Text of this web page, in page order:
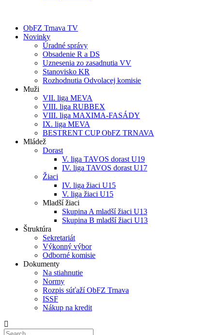
ObFZ Trnava TV
Novinky
Úradné správy
Obsadenie R a DS
Uznesenia zo zasadnutia VV
Stanovisko KR
Rozhodnutia Odvolacej komisie
Muži
VII. liga MEVA
VIII. liga RUBBEX
VIII. liga MAXIMA-FASÁDY
IX. liga MEVA
BESTRENT CUP ObFZ TRNAVA
Mládež
Dorast
V. liga TAVOS dorast U19
IV. liga TAVOS dorast U17
Žiaci
IV. liga žiaci U15
V. liga žiaci U15
Mladší žiaci
Skupina A mladší žiaci U13
Skupina B mladší žiaci U13
Štruktúra
Sekretariát
Výkonný výbor
Odborné komisie
Dokumenty
Na stiahnutie
Normy
Rozpis súťaží ObFZ Trnava
ISSF
Nákup na kredit